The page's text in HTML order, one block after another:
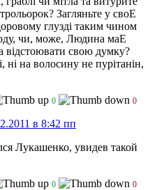
Загляньте у своЕ
глуздi таким чином
чи, може, Людина маЕ
вiдстоювати свою думку?
нi на волосину не пурiтанiн,
0 0
в 8:42 пп
Лукашенко, увидев такой
0 0